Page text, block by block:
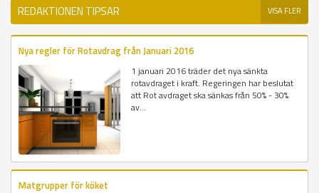
REDAKTIONEN TIPSAR VISA FLER
Nya regler för Rotavdrag från Januari 2016
1 januari 2016 träder det nya sänkta
rotavdraget i kraft. Regeringen har beslutat
att Rot avdraget ska sänkas från 50% - 30%
av...
Matgrupper för köket